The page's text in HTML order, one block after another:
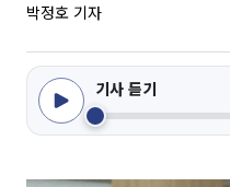
박정호 기자
기사 듣기